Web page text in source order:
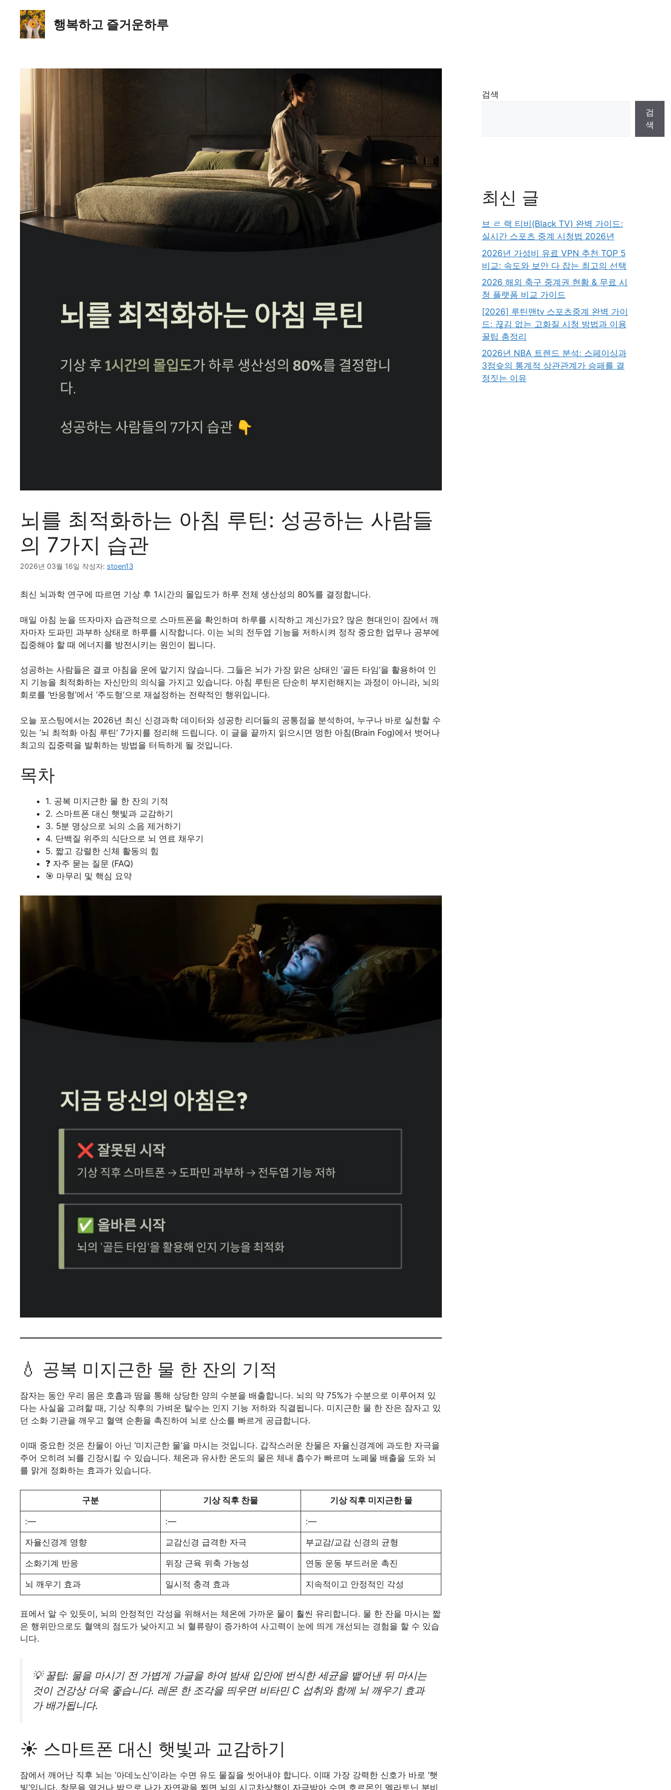
행복하고 즐거운하루
뇌를 최적화하는 아침 루틴: 성공하는 사람들
의 7가지 습관
2026년 03월 16일 작성자: stoen13
최신 뇌과학 연구에 따르면 기상 후 1시간의 몰입도가 하루 전체 생산성의 80%를 결정합니다.
매일 아침 눈을 뜨자마자 습관적으로 스마트폰을 확인하며 하루를 시작하고 계신가요? 많은 현대인이 잠에서 깨
자마자 도파민 과부하 상태로 하루를 시작합니다. 이는 뇌의 전두엽 기능을 저하시켜 정작 중요한 업무나 공부에
집중해야 할 때 에너지를 방전시키는 원인이 됩니다.
성공하는 사람들은 결코 아침을 운에 맡기지 않습니다. 그들은 뇌가 가장 맑은 상태인 ‘골든 타임’을 활용하여 인
지 기능을 최적화하는 자신만의 의식을 가지고 있습니다. 아침 루틴은 단순히 부지런해지는 과정이 아니라, 뇌의
회로를 ‘반응형’에서 ‘주도형’으로 재설정하는 전략적인 행위입니다.
오늘 포스팅에서는 2026년 최신 신경과학 데이터와 성공한 리더들의 공통점을 분석하여, 누구나 바로 실천할 수
있는 ‘뇌 최적화 아침 루틴’ 7가지를 정리해 드립니다. 이 글을 끝까지 읽으시면 멍한 아침(Brain Fog)에서 벗어나
최고의 집중력을 발휘하는 방법을 터득하게 될 것입니다.
목차
1. 공복 미지근한 물 한 잔의 기적
2. 스마트폰 대신 햇빛과 교감하기
3. 5분 명상으로 뇌의 소음 제거하기
4. 단백질 위주의 식단으로 뇌 연료 채우기
5. 짧고 강렬한 신체 활동의 힘
❓ 자주 묻는 질문 (FAQ)
🎯 마무리 및 핵심 요약
💧 공복 미지근한 물 한 잔의 기적
잠자는 동안 우리 몸은 호흡과 땀을 통해 상당한 양의 수분을 배출합니다. 뇌의 약 75%가 수분으로 이루어져 있
다는 사실을 고려할 때, 기상 직후의 가벼운 탈수는 인지 기능 저하와 직결됩니다. 미지근한 물 한 잔은 잠자고 있
던 소화 기관을 깨우고 혈액 순환을 촉진하여 뇌로 산소를 빠르게 공급합니다.
이때 중요한 것은 찬물이 아닌 ‘미지근한 물’을 마시는 것입니다. 갑작스러운 찬물은 자율신경계에 과도한 자극을
주어 오히려 뇌를 긴장시킬 수 있습니다. 체온과 유사한 온도의 물은 체내 흡수가 빠르며 노폐물 배출을 도와 뇌
를 맑게 정화하는 효과가 있습니다.
구분 기상 직후 찬물 기상 직후 미지근한 물
:— :— :—
자율신경계 영향 교감신경 급격한 자극 부교감/교감 신경의 균형
소화기계 반응 위장 근육 위축 가능성 연동 운동 부드러운 촉진
뇌 깨우기 효과 일시적 충격 효과 지속적이고 안정적인 각성
표에서 알 수 있듯이, 뇌의 안정적인 각성을 위해서는 체온에 가까운 물이 훨씬 유리합니다. 물 한 잔을 마시는 짧
은 행위만으로도 혈액의 점도가 낮아지고 뇌 혈류량이 증가하여 사고력이 눈에 띄게 개선되는 경험을 할 수 있습
니다.
💡 꿀팁: 물을 마시기 전 가볍게 가글을 하여 밤새 입안에 번식한 세균을 뱉어낸 뒤 마시는
것이 건강상 더욱 좋습니다. 레몬 한 조각을 띄우면 비타민 C 섭취와 함께 뇌 깨우기 효과
가 배가됩니다.
☀️ 스마트폰 대신 햇빛과 교감하기
잠에서 깨어난 직후 뇌는 ‘아데노신’이라는 수면 유도 물질을 씻어내야 합니다. 이때 가장 강력한 신호가 바로 ‘햇
빛’입니다. 창문을 열거나 밖으로 나가 자연광을 쬐면 뇌의 시교차상핵이 자극받아 수면 호르몬인 멜라토닌 분비
검색
검
색
최신 글
브 ㄹ 랙 티비(Black TV) 완벽 가이드:
실시간 스포츠 중계 시청법 2026년
2026년 가성비 유료 VPN 추천 TOP 5
비교: 속도와 보안 다 잡는 최고의 선택
2026 해외 축구 중계권 현황 & 무료 시
청 플랫폼 비교 가이드
[2026] 루틴맨tv 스포츠중계 완벽 가이
드: 끊김 없는 고화질 시청 방법과 이용
꿀팁 총정리
2026년 NBA 트렌드 분석: 스페이싱과
3점슛의 통계적 상관관계가 승패를 결
정짓는 이유